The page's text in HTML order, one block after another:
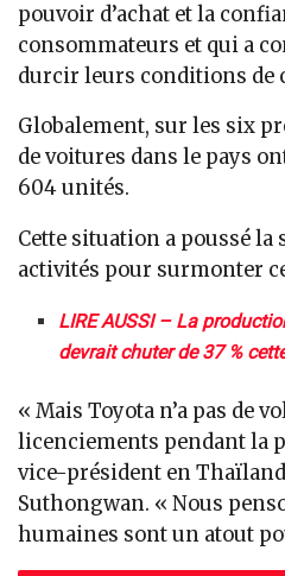
pouvoir d’achat et la
consommateurs et qui a
durcir leurs conditions de
Globalement, sur les six
de voitures dans le pays
604 unités.
Cette situation a poussé la
activités pour surmonter
LIRE AUSSI – La
devrait chuter de 37 %
« Mais Toyota n’a pas de
licenciements pendant la
vice-président en
Suthongwan. « Nous
humaines sont un atout